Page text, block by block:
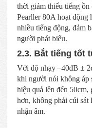
thời giảm thiểu tiếng ồn
Pearller 80A hoạt động
nhiều tiếng động, đảm
người phát biểu.
2.3. Bắt tiếng tốt
Với độ nhạy –40dB ±
khi người nói không áp
hiệu quả lên đến
hơn, không phải cúi sát
nhận âm.